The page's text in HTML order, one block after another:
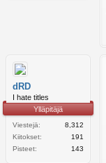
dRD
I hate titles
Ylläpitäjä
Viestejä:
8,312
Kiitokset:
191
Pisteet:
143